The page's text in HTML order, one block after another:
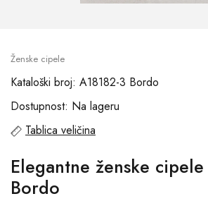
Ženske cipele
Kataloški broj: A18182-3 Bordo
Dostupnost: Na lageru
Tablica veličina
Elegantne ženske cipele
Bordo